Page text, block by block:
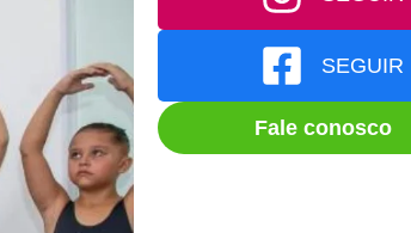
SEGUIR
Fale conosco